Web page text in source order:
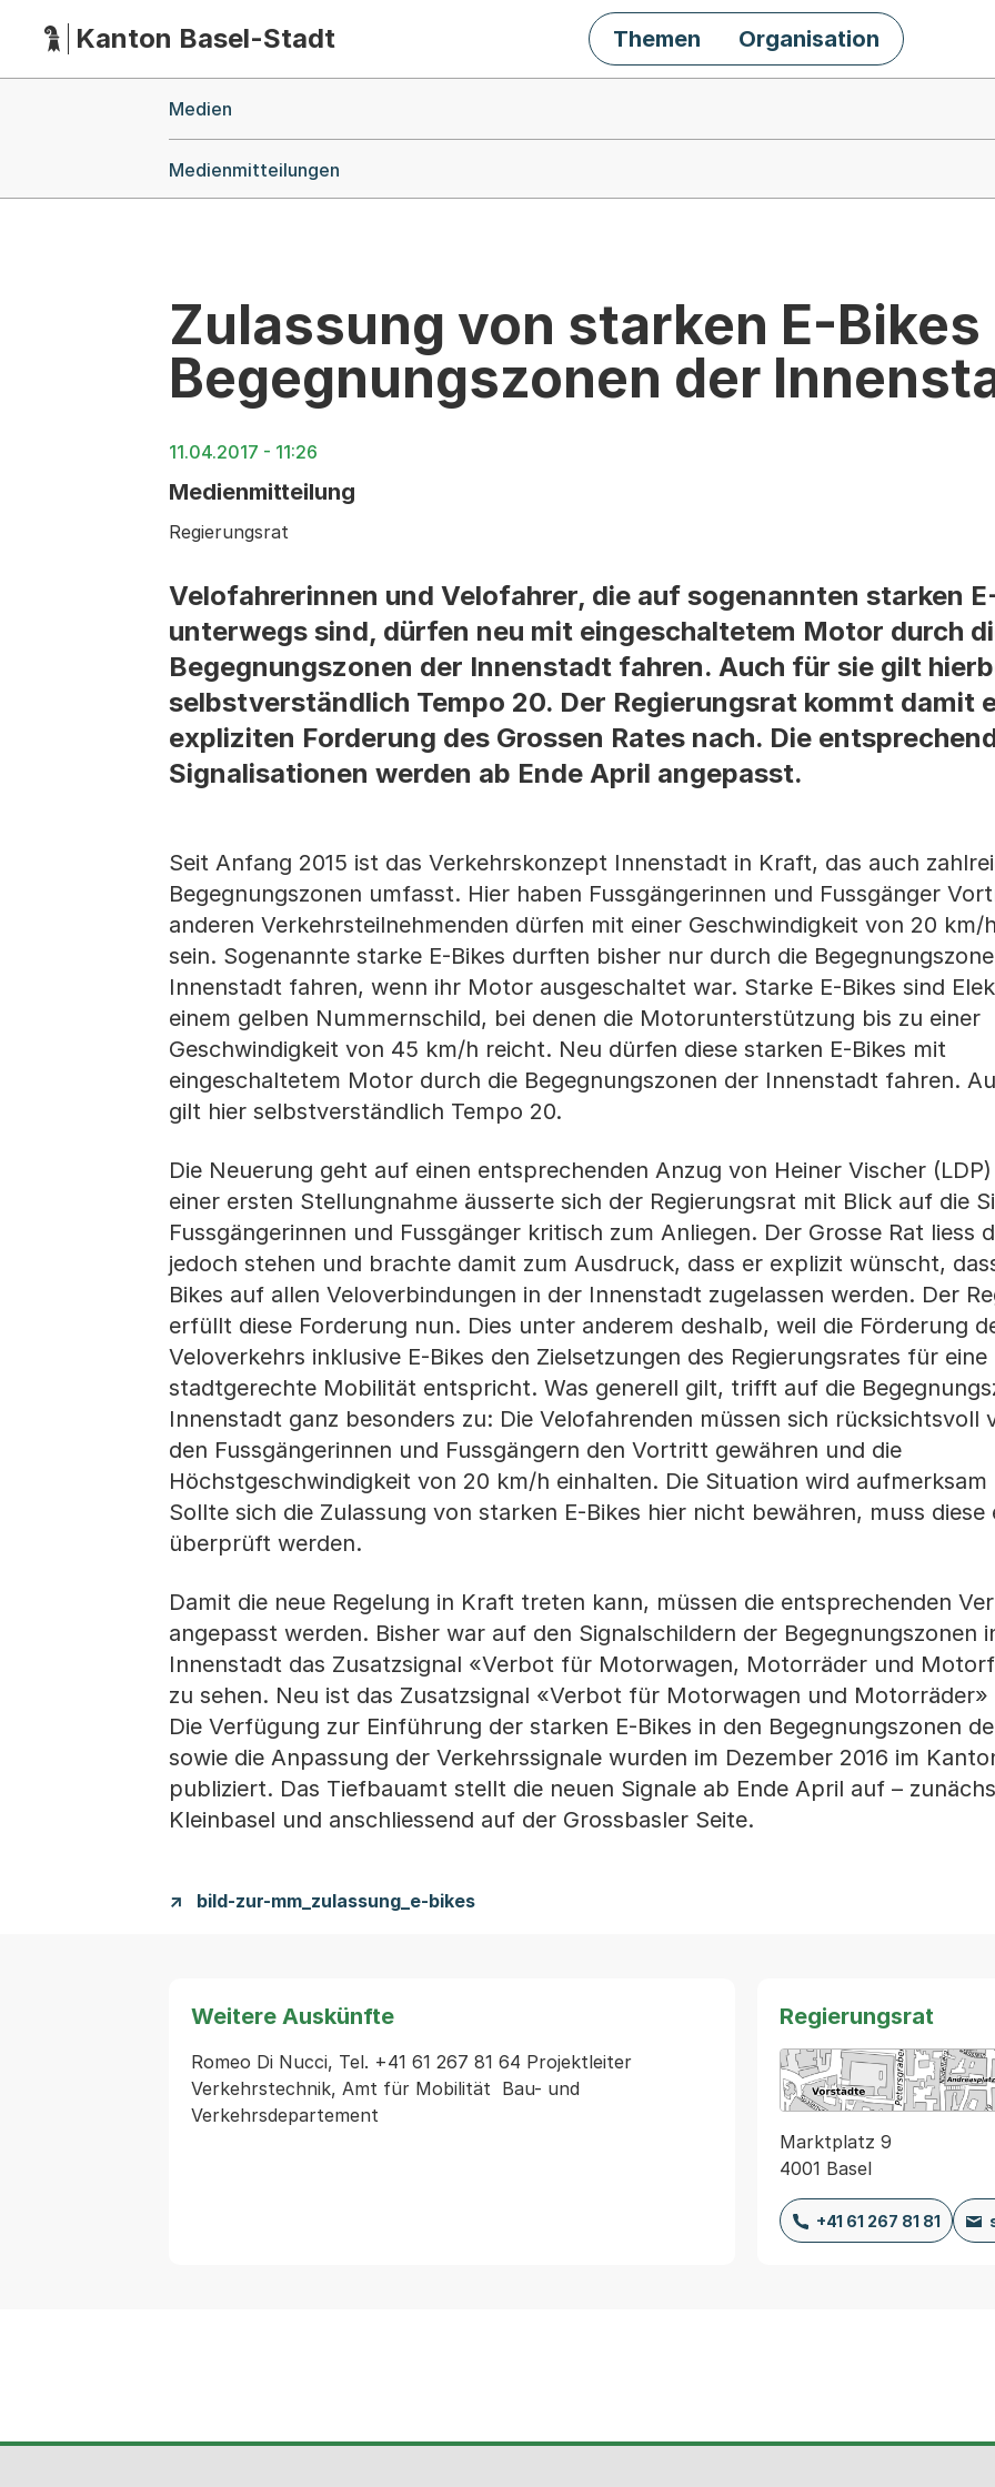
HauptnavigationKanton Basel-Stadt Themen Organisation
Medien
Medienmitteilungen
Zulassung von starken E-Bikes
Begegnungszonen der
11.04.2017 - 11:26
Medienmitteilung
Regierungsrat
Velofahrerinnen und Velofahrer, die auf sogenannten starken
unterwegs sind, dürfen neu mit eingeschaltetem Motor durch
Begegnungszonen der Innenstadt fahren. Auch für sie gilt
selbstverständlich Tempo 20. Der Regierungsrat kommt damit
expliziten Forderung des Grossen Rates nach. Die
Signalisationen werden ab Ende April angepasst.
Seit Anfang 2015 ist das Verkehrskonzept Innenstadt in Kraft, das auch
Begegnungszonen umfasst. Hier haben Fussgängerinnen und Fussgänger
anderen Verkehrsteilnehmenden dürfen mit einer Geschwindigkeit von 20 km/
sein. Sogenannte starke E-Bikes durften bisher nur durch die
Innenstadt fahren, wenn ihr Motor ausgeschaltet war. Starke E-Bikes sind
einem gelben Nummernschild, bei denen die Motorunterstützung bis zu einer
Geschwindigkeit von 45 km/h reicht. Neu dürfen diese starken E-Bikes mit
eingeschaltetem Motor durch die Begegnungszonen der Innenstadt fahren.
gilt hier selbstverständlich Tempo 20.
Die Neuerung geht auf einen entsprechenden Anzug von Heiner Vischer
einer ersten Stellungnahme äusserte sich der Regierungsrat mit Blick auf die
Fussgängerinnen und Fussgänger kritisch zum Anliegen. Der Grosse Rat liess
jedoch stehen und brachte damit zum Ausdruck, dass er explizit wünscht,
Bikes auf allen Veloverbindungen in der Innenstadt zugelassen werden. Der
erfüllt diese Forderung nun. Dies unter anderem deshalb, weil die Förderung
Veloverkehrs inklusive E-Bikes den Zielsetzungen des Regierungsrates für eine
stadtgerechte Mobilität entspricht. Was generell gilt, trifft auf die
Innenstadt ganz besonders zu: Die Velofahrenden müssen sich rücksichtsvoll
den Fussgängerinnen und Fussgängern den Vortritt gewähren und die
Höchstgeschwindigkeit von 20 km/h einhalten. Die Situation wird
Sollte sich die Zulassung von starken E-Bikes hier nicht bewähren, muss diese
überprüft werden.
Damit die neue Regelung in Kraft treten kann, müssen die entsprechenden
angepasst werden. Bisher war auf den Signalschildern der Begegnungszonen
Innenstadt das Zusatzsignal «Verbot für Motorwagen, Motorräder und
zu sehen. Neu ist das Zusatzsignal «Verbot für Motorwagen und Motorräder»
Die Verfügung zur Einführung der starken E-Bikes in den Begegnungszonen
sowie die Anpassung der Verkehrssignale wurden im Dezember 2016 im
publiziert. Das Tiefbauamt stellt die neuen Signale ab Ende April auf –
Kleinbasel und anschliessend auf der Grossbasler Seite.
bild-zur-mm_zulassung_e-bikes
Weitere Auskünfte
Romeo Di Nucci, Tel. +41 61 267 81 64 Projektleiter
Verkehrstechnik, Amt für Mobilität  Bau- und
Verkehrsdepartement
Regierungsrat
Marktplatz 9
4001 Basel
+41 61 267 81 81